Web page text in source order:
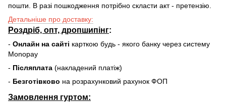
пошти. В разі пошкодження потрібно скласти акт - претензію.
Детальніше про доставку:
Роздріб, опт, дропшипінг:
- Онлайн на сайті карткою будь - якого банку через систему
Monopay
- Післяплата (накладений платіж)
- Безготівково на розрахунковий рахунок ФОП
Замовлення гуртом: